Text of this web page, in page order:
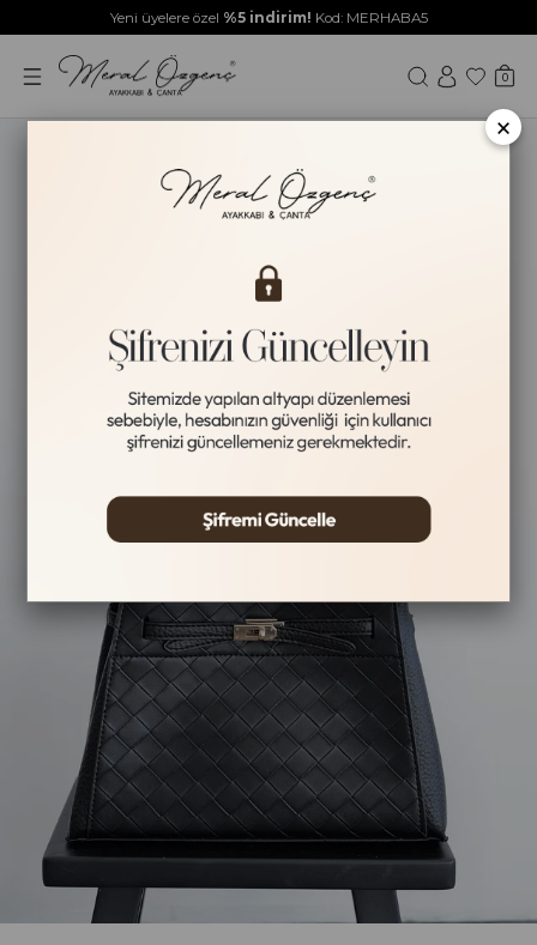
Yeni üyelere özel %5 indirim! Kod: MERHABA5
0
×